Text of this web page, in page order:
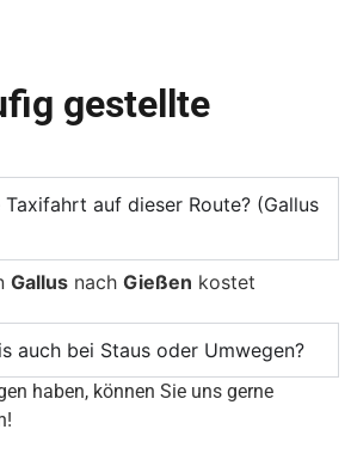
gestellte
auf dieser Route? (Gallus
Gallus nach Gießen kostet
auch bei Staus oder Umwegen?
haben, können Sie uns gerne